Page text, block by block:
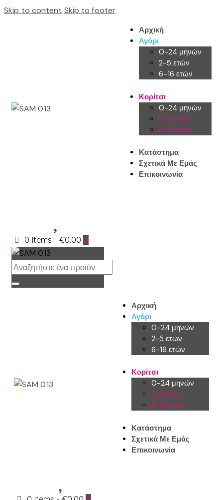
Skip to content Skip to footer
Αρχική
Αγόρι
0-24 μηνών
2-5 ετών
6-16 ετών
Κορίτσι
0-24 μηνών
2-5 ετών
6-16 ετών
Κατάστημα
Σχετικά Με Εμάς
Επικοινωνία
0 items - €0.00 0
Αρχική
Αγόρι
0-24 μηνών
2-5 ετών
6-16 ετών
Κορίτσι
0-24 μηνών
2-5 ετών
6-16 ετών
Κατάστημα
Σχετικά Με Εμάς
Επικοινωνία